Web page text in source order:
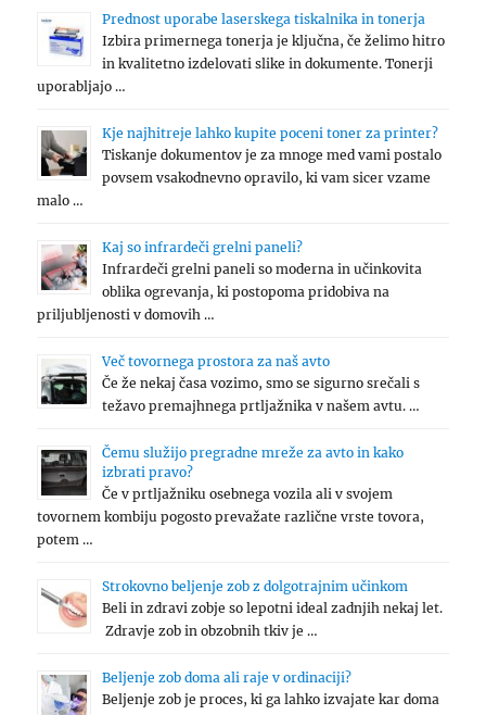
Prednost uporabe laserskega tiskalnika in tonerja
Izbira primernega tonerja je ključna, če želimo hitro
in kvalitetno izdelovati slike in dokumente. Tonerji
uporabljajo …
Kje najhitreje lahko kupite poceni toner za printer?
Tiskanje dokumentov je za mnoge med vami postalo
povsem vsakodnevno opravilo, ki vam sicer vzame
malo …
Kaj so infrardeči grelni paneli?
Infrardeči grelni paneli so moderna in učinkovita
oblika ogrevanja, ki postopoma pridobiva na
priljubljenosti v domovih …
Več tovornega prostora za naš avto
Če že nekaj časa vozimo, smo se sigurno srečali s
težavo premajhnega prtljažnika v našem avtu. …
Čemu služijo pregradne mreže za avto in kako
izbrati pravo?
Če v prtljažniku osebnega vozila ali v svojem
tovornem kombiju pogosto prevažate različne vrste tovora,
potem …
Strokovno beljenje zob z dolgotrajnim učinkom
Beli in zdravi zobje so lepotni ideal zadnjih nekaj let.
Zdravje zob in obzobnih tkiv je …
Beljenje zob doma ali raje v ordinaciji?
Beljenje zob je proces, ki ga lahko izvajate kar doma